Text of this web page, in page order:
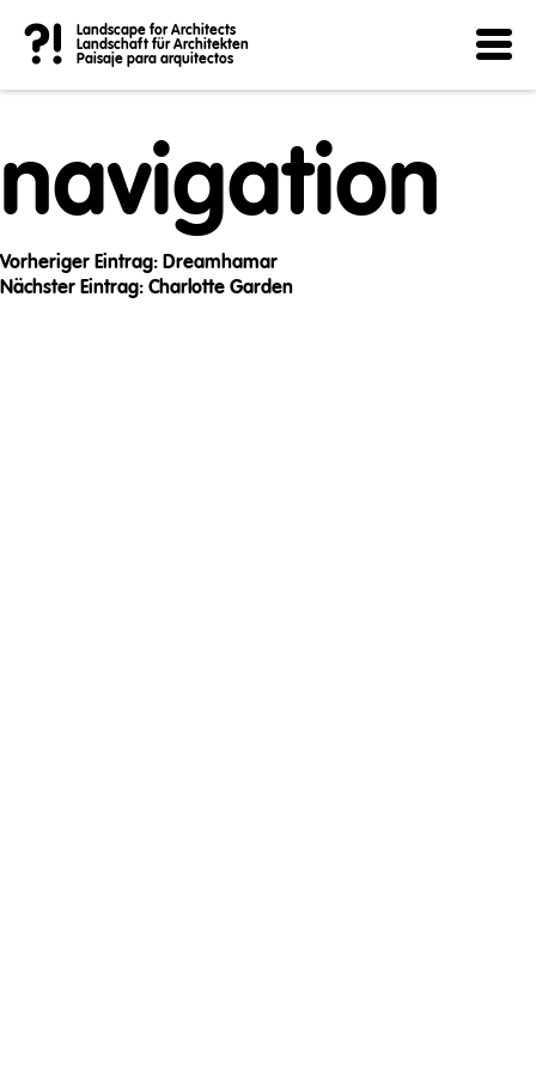
?!
Landscape for Architects
Landschaft für Architekten
Paisaje para arquitectos
Post
navigation
Vorheriger Eintrag: Dreamhamar
Nächster Eintrag: Charlotte Garden